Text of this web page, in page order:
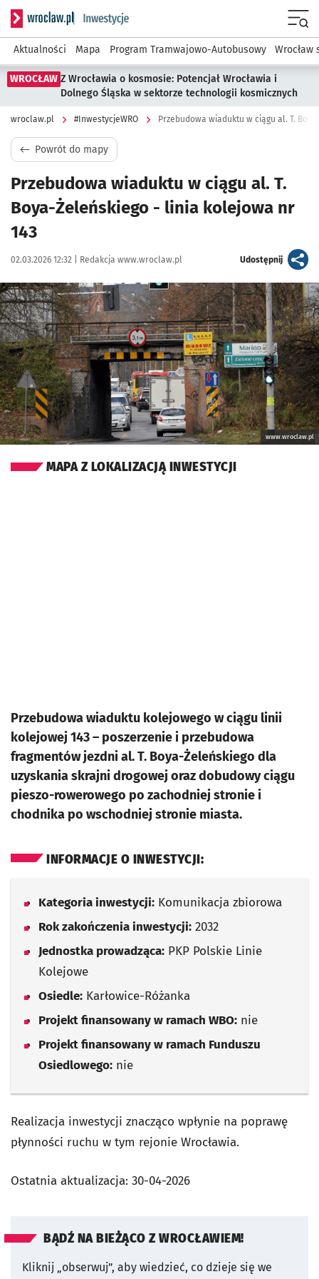
Serwis informacyjny wroclaw.pl podserwis:
Aktualności Mapa Program Tramwajowo-Autobusowy Wrocław
WROCŁAW Z Wrocławia o kosmosie: Potencjał Wrocławia i
Dolnego Śląska w sektorze technologii kosmicznych
wroclaw.pl #InwestycjeWRO Przebudowa wiaduktu w ciągu al. T.
Powrót do mapy
Przebudowa wiaduktu w ciągu al. T.
Boya-Żeleńskiego - linia kolejowa nr
143
Data publikacji:
02.03.2026 12:32 | Autor:
Redakcja www.wroclaw.pl Udostępnijartykuł
Kliknij, aby powiększyć
www.wroclaw.pl
MAPA Z LOKALIZACJĄ INWESTYCJI
Przebudowa wiaduktu kolejowego w ciągu linii
kolejowej 143 – poszerzenie i przebudowa
fragmentów jezdni al. T. Boya-Żeleńskiego dla
uzyskania skrajni drogowej oraz dobudowy ciągu
pieszo-rowerowego po zachodniej stronie i
chodnika po wschodniej stronie miasta.
INFORMACJE O INWESTYCJI:
Kategoria inwestycji: Komunikacja zbiorowa
Rok zakończenia inwestycji: 2032
Jednostka prowadząca: PKP Polskie Linie
Kolejowe
Osiedle: Karłowice-Różanka
Projekt finansowany w ramach WBO: nie
Projekt finansowany w ramach Funduszu
Osiedlowego: nie
Realizacja inwestycji znacząco wpłynie na poprawę
płynności ruchu w tym rejonie Wrocławia.
Ostatnia aktualizacja: 30-04-2026
BĄDŹ NA BIEŻĄCO Z WROCŁAWIEM!
Kliknij „obserwuj”, aby wiedzieć, co dzieje się we